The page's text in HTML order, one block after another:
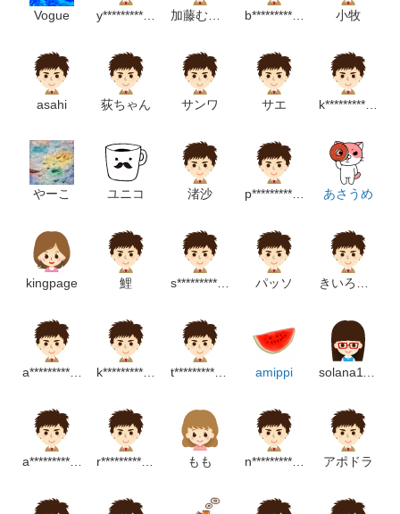
Vogue y***************************p 加藤むつみ b******************************m 小牧
asahi 荻ちゃん サンワ サエ k****************************m
やーこ ユニコ 渚沙 p*******************m あさうめ
kingpage 鯉 s***************m パッソ きいろいろ
a**********************m k********************p t*********************p amippi solana1128
a****************************p r***********************p もも n********************m アポドラ